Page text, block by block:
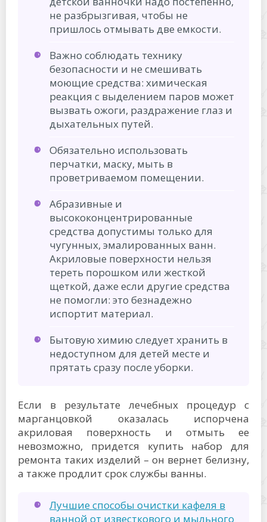
не разбрызгивая, чтобы не
пришлось отмывать две емкости.
Важно соблюдать технику
безопасности и не смешивать
моющие средства: химическая
реакция с выделением паров может
вызвать ожоги, раздражение глаз и
дыхательных путей.
Обязательно использовать
перчатки, маску, мыть в
проветриваемом помещении.
Абразивные и
высококонцентрированные
средства допустимы только для
чугунных, эмалированных ванн.
Акриловые поверхности нельзя
тереть порошком или жесткой
щеткой, даже если другие средства
не помогли: это безнадежно
испортит материал.
Бытовую химию следует хранить в
недоступном для детей месте и
прятать сразу после уборки.
Если в результате лечебных процедур с
марганцовкой оказалась испорчена
акриловая поверхность и отмыть ее
невозможно, придется купить набор для
ремонта таких изделий – он вернет белизну,
а также продлит срок службы ванны.
Лучшие способы очистки кафеля в
ванной от известкового и мыльного